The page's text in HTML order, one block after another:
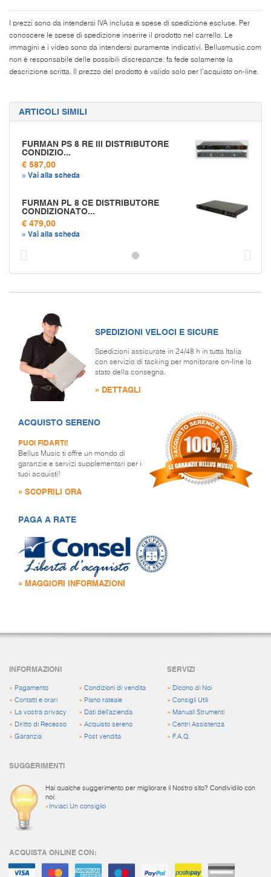
I prezzi sono da intendersi IVA inclusa e spese di spedizione escluse. Per
conoscere le spese di spedizione inserire il prodotto nel carrello. Le
immagini e i video sono da intendersi puramente indicativi. Bellusmusic.com
non è responsabile delle possibili discrepanze: fa fede solamente la
descrizione scritta. Il prezzo del prodotto è valido solo per l'acquisto on-line.
ARTICOLI SIMILI
FURMAN PS 8 RE III DISTRIBUTORE
CONDIZIO...
€ 587,00
» Vai alla scheda
FURMAN PL 8 CE DISTRIBUTORE
CONDIZIONATO...
€ 479,00
» Vai alla scheda
SPEDIZIONI VELOCI E SICURE
Spedizioni assicurate in 24/48 h in tutta Italia
con servizio di tacking per monitorare on-line lo
stato della consegna.
» DETTAGLI
ACQUISTO SERENO
PUOI FIDARTI!
Bellus Music ti offre un mondo di
garanzie e servizi supplementari per i
tuoi acquisti!
» SCOPRILI ORA
PAGA A RATE
» MAGGIORI INFORMAZIONI
INFORMAZIONI
» Pagamento
» Contatti e orari
» La vostra privacy
» Diritto di Recesso
» Garanzia
» Condizioni di vendita
» Piano rateale
» Dati dell'azienda
» Acquisto sereno
» Post vendita
SERVIZI
» Dicono di Noi
»Consigli Utili
» Manuali Strumenti
»Centri Assistenza
» F.A.Q.
SUGGERIMENTI
Hai qualche suggerimento per migliorare il Nostro sito? Condividilo con
noi:
» Inviaci Un consiglio
ACQUISTA ONLINE CON: